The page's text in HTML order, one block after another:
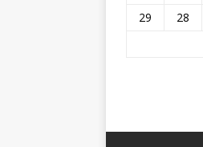
28
29